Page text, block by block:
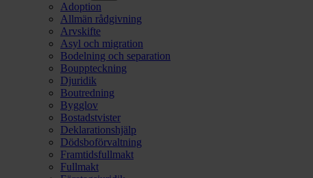
Adoption
Allmän rådgivning
Arvskifte
Asyl och migration
Bodelning och separation
Bouppteckning
Djuridik
Boutredning
Bygglov
Bostadstvister
Deklarationshjälp
Dödsboförvaltning
Framtidsfullmakt
Fullmakt